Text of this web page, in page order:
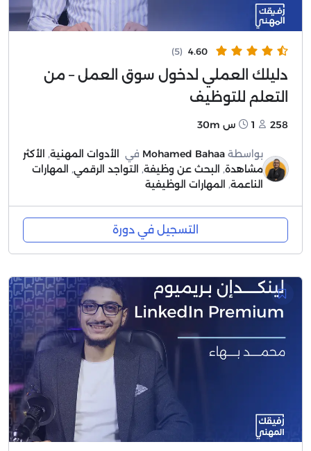
4.60
(5)
دليلك العملي لدخول سوق العمل – من
التعلم للتوظيف
258 1س 30m
بواسطة Mohamed Bahaa في الأدوات المهنية, الأكثر
مشاهدة, البحث عن وظيفة, التواجد الرقمي, المهارات
الناعمة, المهارات الوظيفية
التسجيل في دورة